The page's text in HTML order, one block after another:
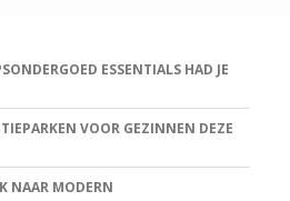
ESSENTIALS HAD JE
VOOR GEZINNEN DEZE
NAAR MODERN